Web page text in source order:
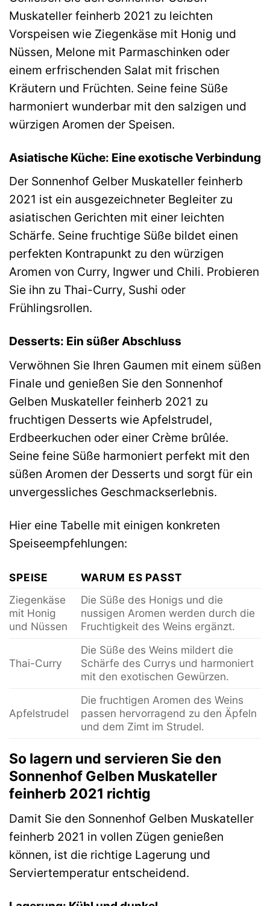
Muskateller feinherb 2021 zu leichten
Vorspeisen wie Ziegenkäse mit Honig und
Nüssen, Melone mit Parmaschinken oder
einem erfrischenden Salat mit frischen
Kräutern und Früchten. Seine feine Süße
harmoniert wunderbar mit den salzigen und
würzigen Aromen der Speisen.
Asiatische Küche: Eine exotische Verbindung
Der Sonnenhof Gelber Muskateller feinherb
2021 ist ein ausgezeichneter Begleiter zu
asiatischen Gerichten mit einer leichten
Schärfe. Seine fruchtige Süße bildet einen
perfekten Kontrapunkt zu den würzigen
Aromen von Curry, Ingwer und Chili. Probieren
Sie ihn zu Thai-Curry, Sushi oder
Frühlingsrollen.
Desserts: Ein süßer Abschluss
Verwöhnen Sie Ihren Gaumen mit einem süßen
Finale und genießen Sie den Sonnenhof
Gelben Muskateller feinherb 2021 zu
fruchtigen Desserts wie Apfelstrudel,
Erdbeerkuchen oder einer Crème brûlée.
Seine feine Süße harmoniert perfekt mit den
süßen Aromen der Desserts und sorgt für ein
unvergessliches Geschmackserlebnis.
Hier eine Tabelle mit einigen konkreten
Speiseempfehlungen:
SPEISE
WARUM ES PASST
Ziegenkäse
mit Honig
und Nüssen
Die Süße des Honigs und die
nussigen Aromen werden durch die
Fruchtigkeit des Weins ergänzt.
Thai-Curry
Die Süße des Weins mildert die
Schärfe des Currys und harmoniert
mit den exotischen Gewürzen.
Apfelstrudel
Die fruchtigen Aromen des Weins
passen hervorragend zu den Äpfeln
und dem Zimt im Strudel.
So lagern und servieren Sie den
Sonnenhof Gelben Muskateller
feinherb 2021 richtig
Damit Sie den Sonnenhof Gelben Muskateller
feinherb 2021 in vollen Zügen genießen
können, ist die richtige Lagerung und
Serviertemperatur entscheidend.